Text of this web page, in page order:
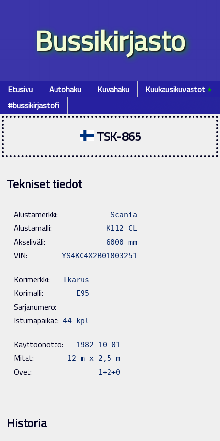
Bussikirjasto
Etusivu Autohaku Kuvahaku Kuukausikuvastot٭
#bussikirjastofi
TSK-865
Tekniset tiedot
Alustamerkki: Scania
Alustamalli: K112 CL
Akseliväli: 6000 mm
VIN: YS4KC4X2B01803251
Korimerkki: Ikarus
Korimalli: E95
Sarjanumero:
Istumapaikat: 44 kpl
Käyttöönotto: 1982-10-01
Mitat: 12 m x 2,5 m
Ovet: 1+2+0
Historia